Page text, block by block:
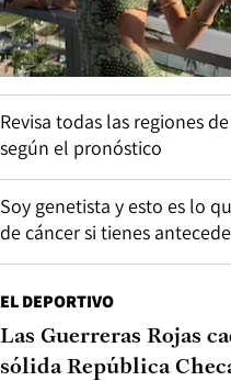
Revisa todas las regiones
según el pronóstico
Soy genetista y esto es lo
de cáncer si tienes
EL DEPORTIVO
Las Guerreras Rojas
sólida República